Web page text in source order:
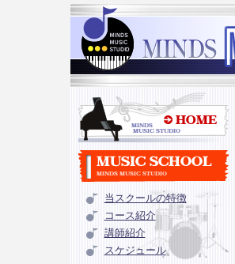
当スクールの特徴
コース紹介
講師紹介
スケジュール